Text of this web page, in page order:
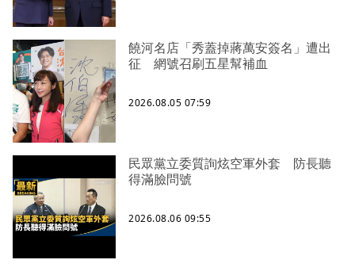
饒河名店「秀蓋掉蔣萬安簽名」遭出
征 網號召刷五星幫補血
2026.08.05 07:59
民眾黨立委質詢炫空軍外套 防長聽
得滿臉問號
2026.08.06 09:55